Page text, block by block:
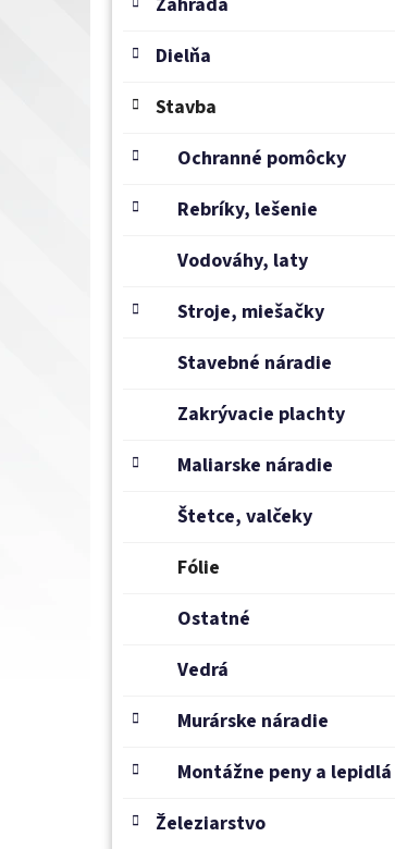
Dielňa
Stavba
Ochranné pomôcky
Rebríky, lešenie
Vodováhy, laty
Stroje, miešačky
Stavebné náradie
Zakrývacie plachty
Maliarske náradie
Štetce, valčeky
Fólie
Ostatné
Vedrá
Murárske náradie
Montážne peny a lepidlá
Železiarstvo